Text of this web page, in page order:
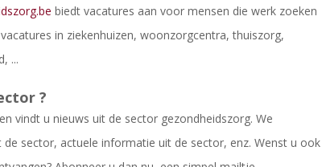
biedt vacatures aan voor mensen die werk zoeken
in ziekenhuizen, woonzorgcentra, thuiszorg,
...
?
vindt u nieuws uit de sector gezondheidszorg. We
de sector, actuele informatie uit de sector, enz. Wenst u ook